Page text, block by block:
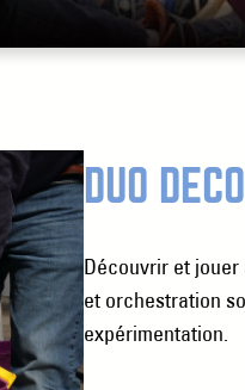
DUO
Découvrir et
et orchestration
expérimentation.